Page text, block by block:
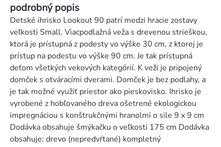
podrobný popis
Detské ihrisko Lookout 90 patrí medzi hracie zostavy
veľkosti Small. Viacpodlažná veža s drevenou strieškou,
ktorá je prístupná z podesty vo výške 30 cm, z ktorej je
prístup na podestu vo výške 90 cm. Je tak prístupná
deťom všetkých vekových kategórií. K veži je pripojený
domček s otváracími dverami. Domček je bez podlahy, a
je tak možné využiť priestor ako pieskovisko. Ihrisko je
vyrobené z hobľovaného dreva ošetrené ekologickou
impregnáciou s konštrukčnými hranolmi o sile 9 x 9 cm
Dodávka obsahuje šmýkačku o veľkosti 175 cm Dodávka
obsahuje: drevo (nepredvŕtané) kompletný